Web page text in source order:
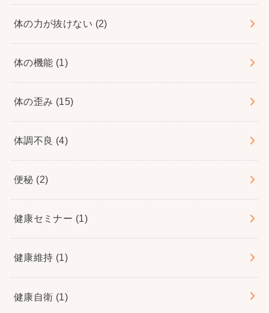
体の力が抜けない (2)
体の機能 (1)
体の歪み (15)
体調不良 (4)
便秘 (2)
健康セミナー (1)
健康維持 (1)
健康自衛 (1)